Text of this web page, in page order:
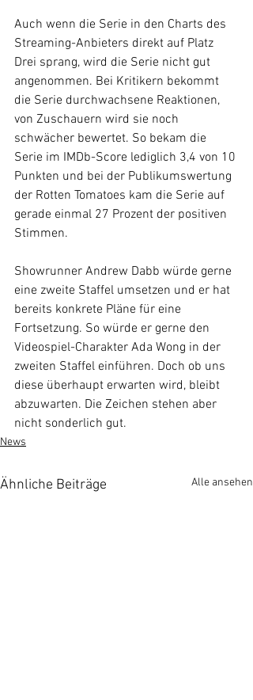
Auch wenn die Serie in den Charts des
Streaming-Anbieters direkt auf Platz
Drei sprang, wird die Serie nicht gut
angenommen. Bei Kritikern bekommt
die Serie durchwachsene Reaktionen,
von Zuschauern wird sie noch
schwächer bewertet. So bekam die
Serie im IMDb-Score lediglich 3,4 von 10
Punkten und bei der Publikumswertung
der Rotten Tomatoes kam die Serie auf
gerade einmal 27 Prozent der positiven
Stimmen.
Showrunner Andrew Dabb würde gerne
eine zweite Staffel umsetzen und er hat
bereits konkrete Pläne für eine
Fortsetzung. So würde er gerne den
Videospiel-Charakter Ada Wong in der
zweiten Staffel einführen. Doch ob uns
diese überhaupt erwarten wird, bleibt
abzuwarten. Die Zeichen stehen aber
nicht sonderlich gut.
News
Ähnliche Beiträge Alle ansehen